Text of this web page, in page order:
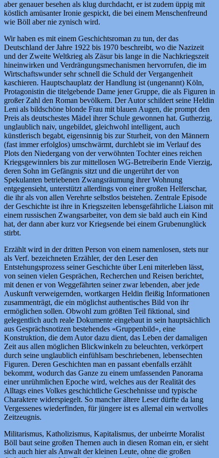
aber genauer besehen als klug durchdacht, er ist zudem üppig mit
köstlich amüsanter Ironie gespickt, die bei einem Menschenfreund
wie Böll aber nie zynisch wird.
Wir haben es mit einem Geschichtsroman zu tun, der das
Deutschland der Jahre 1922 bis 1970 beschreibt, wo die Nazizeit
und der Zweite Weltkrieg als Zäsur bis lange in die Nachkriegszeit
hineinwirken und Verdrängungsmechanismen hervorrufen, die im
Wirtschaftswunder sehr schnell die Schuld der Vergangenheit
kaschieren. Hauptschauplatz der Handlung ist (ungenannt) Köln,
Protagonistin die titelgebende Dame jener Gruppe, die als Figuren in
großer Zahl den Roman bevölkern. Der Autor schildert seine Heldin
Leni als bildschöne blonde Frau mit blauen Augen, die prompt den
Preis als deutschestes Mädel ihrer Schule gewonnen hat. Gutherzig,
unglaublich naiv, ungebildet, gleichwohl intelligent, auch
künstlerisch begabt, eigensinnig bis zur Sturheit, von den Männern
(fast immer erfolglos) umschwärmt, durchlebt sie im Verlauf des
Plots den Niedergang von der verwöhnten Tochter eines reichen
Kriegsgewinnlers bis zur mittellosen WG-Betreiberin Ende Vierzig,
deren Sohn im Gefängnis sitzt und die ungerührt der von
Spekulanten betriebenen Zwangsräumung ihrer Wohnung
entgegensieht, unterstützt allerdings von einer großen Helferschar,
die ihr als von allen Verehrte selbstlos beistehen. Zentrale Episode
der Geschichte ist ihre in Kriegszeiten lebensgefährliche Liaison mit
einem russischen Zwangsarbeiter, von dem sie bald auch ein Kind
hat, der dann aber kurz vor Kriegsende bei einem Grubenunglück
stirbt.
Erzählt wird in der dritten Person von einem namenlosen, stets nur
als Verf. bezeichneten Erzähler, der den Leser den
Entstehungsprozess seiner Geschichte über Leni miterleben lässt,
von seinen vielen Gesprächen, Recherchen und Reisen berichtet,
mit denen er von Weggefährten seiner zwar lebenden, aber jede
Auskunft verweigernden, wortkargen Heldin fleißig Informationen
zusammenträgt, die ein möglichst authentisches Bild von ihr
ermöglichen sollen. Obwohl zum größten Teil fiktional, sind
gelegentlich auch reale Dokumente eingebaut in sein hauptsächlich
aus Gesprächsnotizen bestehendes «Gruppenbild», eine
Konstruktion, die dem Autor dazu dient, das Leben der damaligen
Zeit aus allen möglichen Blickwinkeln zu beleuchten, verkörpert
durch seine unglaublich einfühlsam beschriebenen, lebensechten
Figuren. Deren Geschichten man en passant ebenfalls erzählt
bekommt, wodurch das Ganze zu einem umfassenden Panorama
einer unrühmlichen Epoche wird, welches aus der Realität des
Alltags eines Volkes geschichtliche Geschehnisse und typische
Charaktere widerspiegelt. So mancher ältere Leser dürfte da lang
Vergessenes wiederfinden, für jüngere ist es allemal ein wertvolles
Zeitzeugnis.
Militarismus, Katholizismus, Kapitalismus, der unbeirrte Moralist
Böll baut seine großen Themen auch in diesen Roman ein, er sieht
sich auch hier als Anwalt der kleinen Leute, ohne die großen